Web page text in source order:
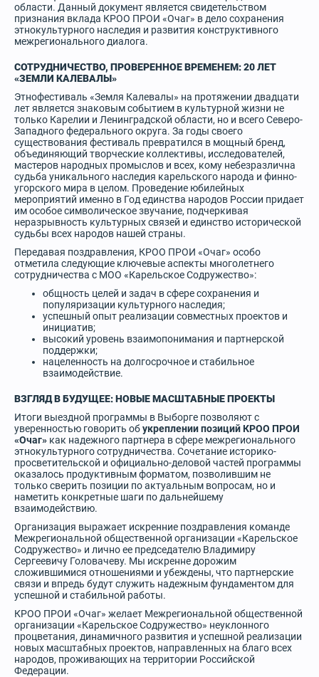
области. Данный документ является свидетельством
признания вклада КРОО ПРОИ «Очаг» в дело сохранения
этнокультурного наследия и развития конструктивного
межрегионального диалога.
СОТРУДНИЧЕСТВО, ПРОВЕРЕННОЕ ВРЕМЕНЕМ: 20 ЛЕТ
«ЗЕМЛИ КАЛЕВАЛЫ»
Этнофестиваль «Земля Калевалы» на протяжении двадцати
лет является знаковым событием в культурной жизни не
только Карелии и Ленинградской области, но и всего Северо-
Западного федерального округа. За годы своего
существования фестиваль превратился в мощный бренд,
объединяющий творческие коллективы, исследователей,
мастеров народных промыслов и всех, кому небезразлична
судьба уникального наследия карельского народа и финно-
угорского мира в целом. Проведение юбилейных
мероприятий именно в Год единства народов России придает
им особое символическое звучание, подчеркивая
неразрывность культурных связей и единство исторической
судьбы всех народов нашей страны.
Передавая поздравления, КРОО ПРОИ «Очаг» особо
отметила следующие ключевые аспекты многолетнего
сотрудничества с МОО «Карельское Содружество»:
общность целей и задач в сфере сохранения и
популяризации культурного наследия;
успешный опыт реализации совместных проектов и
инициатив;
высокий уровень взаимопонимания и партнерской
поддержки;
нацеленность на долгосрочное и стабильное
взаимодействие.
ВЗГЛЯД В БУДУЩЕЕ: НОВЫЕ МАСШТАБНЫЕ ПРОЕКТЫ
Итоги выездной программы в Выборге позволяют с
уверенностью говорить обукреплении позиций КРОО ПРОИ
«Очаг» как надежного партнера в сфере межрегионального
этнокультурного сотрудничества. Сочетание историко-
просветительской и официально-деловой частей программы
оказалось продуктивным форматом, позволившим не
только сверить позиции по актуальным вопросам, но и
наметить конкретные шаги по дальнейшему
взаимодействию.
Организация выражает искренние поздравления команде
Межрегиональной общественной организации «Карельское
Содружество» и лично ее председателю Владимиру
Сергеевичу Головачеву. Мы искренне дорожим
сложившимися отношениями и убеждены, что партнерские
связи и впредь будут служить надежным фундаментом для
успешной и стабильной работы.
КРОО ПРОИ «Очаг» желает Межрегиональной общественной
организации «Карельское Содружество» неуклонного
процветания, динамичного развития и успешной реализации
новых масштабных проектов, направленных на благо всех
народов, проживающих на территории Российской
Федерации.